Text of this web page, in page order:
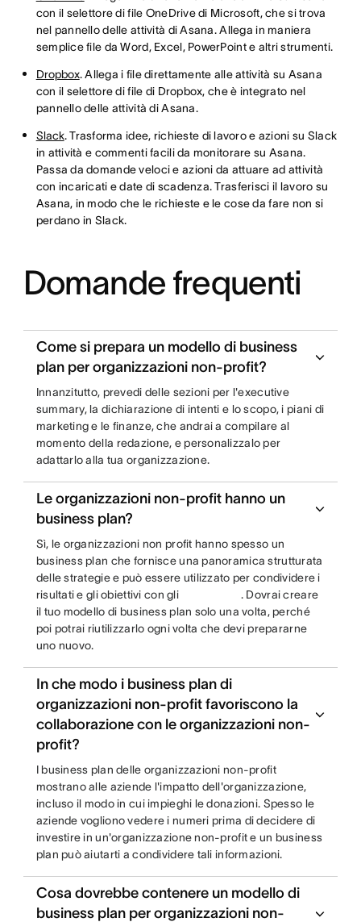
con il selettore di file OneDrive di Microsoft, che si trova
nel pannello delle attività di Asana. Allega in maniera
semplice file da Word, Excel, PowerPoint e altri strumenti.
Dropbox. Allega i file direttamente alle attività su Asana
con il selettore di file di Dropbox, che è integrato nel
pannello delle attività di Asana.
Slack. Trasforma idee, richieste di lavoro e azioni su Slack
in attività e commenti facili da monitorare su Asana.
Passa da domande veloci e azioni da attuare ad attività
con incaricati e date di scadenza. Trasferisci il lavoro su
Asana, in modo che le richieste e le cose da fare non si
perdano in Slack.
Domande frequenti
Come si prepara un modello di business
plan per organizzazioni non-profit?
Innanzitutto, prevedi delle sezioni per l'executive
summary, la dichiarazione di intenti e lo scopo, i piani di
marketing e le finanze, che andrai a compilare al
momento della redazione, e personalizzalo per
adattarlo alla tua organizzazione.
Le organizzazioni non-profit hanno un
business plan?
Sì, le organizzazioni non profit hanno spesso un
business plan che fornisce una panoramica strutturata
delle strategie e può essere utilizzato per condividere i
risultati e gli obiettivi con gli
. Dovrai creare
il tuo modello di business plan solo una volta, perché
poi potrai riutilizzarlo ogni volta che devi prepararne
uno nuovo.
In che modo i business plan di
organizzazioni non-profit favoriscono la
collaborazione con le organizzazioni non-
profit?
I business plan delle organizzazioni non-profit
mostrano alle aziende l'impatto dell'organizzazione,
incluso il modo in cui impieghi le donazioni. Spesso le
aziende vogliono vedere i numeri prima di decidere di
investire in un'organizzazione non-profit e un business
plan può aiutarti a condividere tali informazioni.
Cosa dovrebbe contenere un modello di
business plan per organizzazioni non-